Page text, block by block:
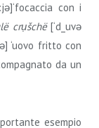
con i
crụšchë[‘d_uvǝ
‘uovo fritto con
da un
esempio